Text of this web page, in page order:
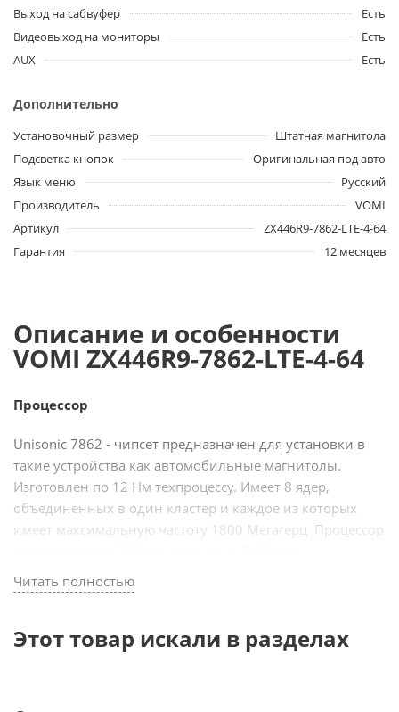
Выход на сабвуфер
Есть
Видеовыход на мониторы
Есть
AUX
Есть
Дополнительно
Установочный размер
Штатная магнитола
Подсветка кнопок
Оригинальная под авто
Язык меню
Русский
Производитель
VOMI
Артикул
ZX446R9-7862-LTE-4-64
Гарантия
12 месяцев
Описание и особенности
VOMI ZX446R9-7862-LTE-4-64
Процессор
Unisonic 7862 - чипсет предназначен для установки в
такие устройства как автомобильные магнитолы.
Изготовлен по 12 Нм техпроцессу. Имеет 8 ядер,
объединенных в один кластер и каждое из которых
имеет максимальную частоту 1800 Мегагерц. Процессор
графическими данными происходит при помощи чипа
2-ядерного ARM Mali G52 614.4 Мегагерц. Магнитолы
работать в сетях LTE.
Читать полностью
Этот товар искали в разделах